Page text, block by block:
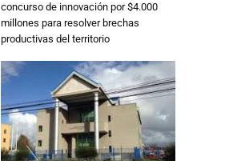
concurso de innovación por $4.000
millones para resolver brechas
productivas del territorio